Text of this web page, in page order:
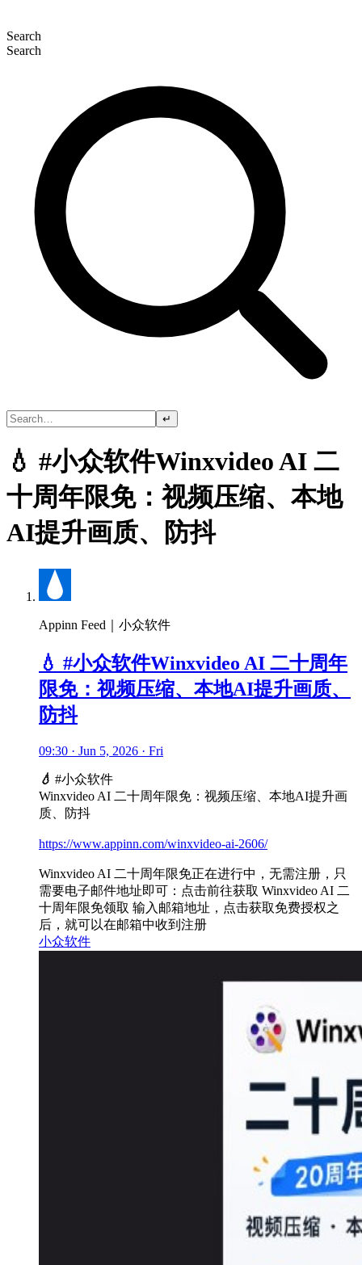
Search
Search
↵
💧 #小众软件Winxvideo AI 二
十周年限免：视频压缩、本地
AI提升画质、防抖
Appinn Feed｜小众软件
💧 #小众软件Winxvideo AI 二十周年
限免：视频压缩、本地AI提升画质、
防抖
09:30 · Jun 5, 2026 · Fri
💧 #小众软件
Winxvideo AI 二十周年限免：视频压缩、本地AI提升画
质、防抖
https://www.appinn.com/winxvideo-ai-2606/
Winxvideo AI 二十周年限免正在进行中，无需注册，只
需要电子邮件地址即可：点击前往获取 Winxvideo AI 二
十周年限免领取 输入邮箱地址，点击获取免费授权之
后，就可以在邮箱中收到注册
小众软件